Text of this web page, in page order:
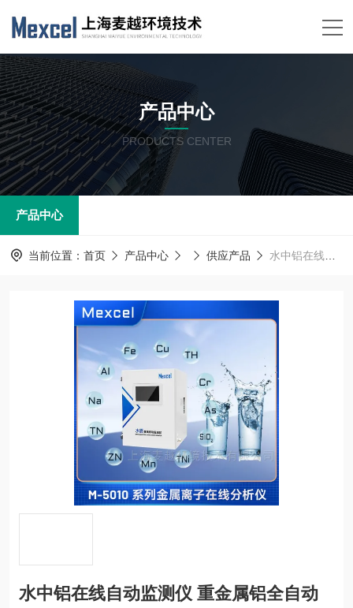
产品中心
PRODUCTS CENTER
产品中心
当前位置： 首页 产品中心 供应产品 水中铝在线自动监测仪 重金属铝全自动在线分析设备厂家上海麦越
水中铝在线自动监测仪 重金属铝全自动